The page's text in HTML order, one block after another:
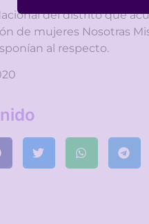
del distrito que
de mujeres Nosotras
al respecto.